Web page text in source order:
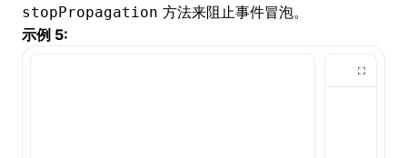
stopPropagation 方法来阻止事件冒泡。
示例 5: